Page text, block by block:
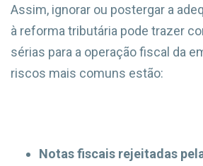
Assim, ignorar ou postergar a
à reforma tributária pode trazer
sérias para a operação fiscal da
riscos mais comuns estão:
Notas fiscais rejeitadas